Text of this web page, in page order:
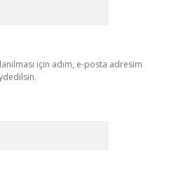
için adım, e-posta adresim